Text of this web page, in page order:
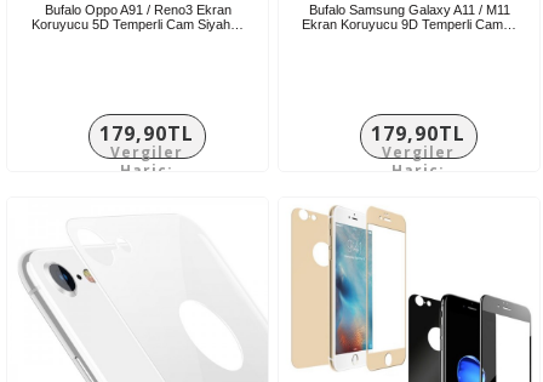
Bufalo Oppo A91 / Reno3 Ekran
Koruyucu 5D Temperli Cam Siyah…
179,90TL
Vergiler
Hariç:
Bufalo Samsung Galaxy A11 / M11
Ekran Koruyucu 9D Temperli Cam…
179,90TL
Vergiler
Hariç: